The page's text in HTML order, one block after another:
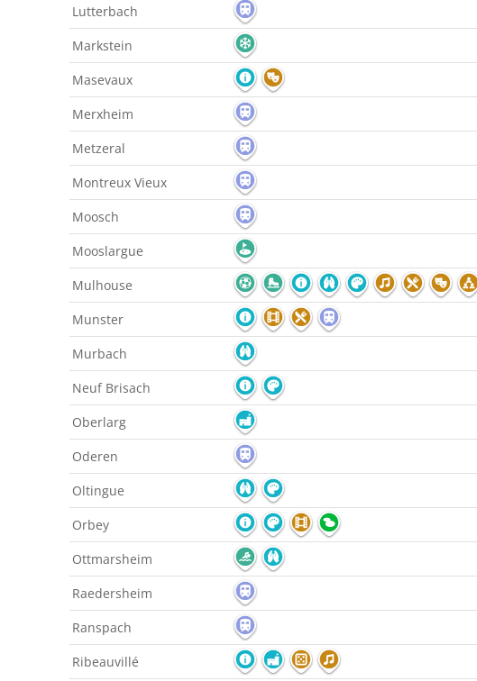
Lutterbach
Markstein
Masevaux
Merxheim
Metzeral
Montreux Vieux
Moosch
Mooslargue
Mulhouse
Munster
Murbach
Neuf Brisach
Oberlarg
Oderen
Oltingue
Orbey
Ottmarsheim
Raedersheim
Ranspach
Ribeauvillé